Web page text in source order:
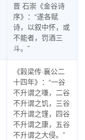
晋 石崇《金谷诗
序》：“遂各赋
诗，以叙中怀，或
不能者，罚酒三
斗。”
《榖梁传·襄公二
十四年》：“一谷
不升谓之嗛，二谷
不升谓之饥，三谷
不升谓之馑，四谷
不升谓之康，五谷
不升谓之大侵。”